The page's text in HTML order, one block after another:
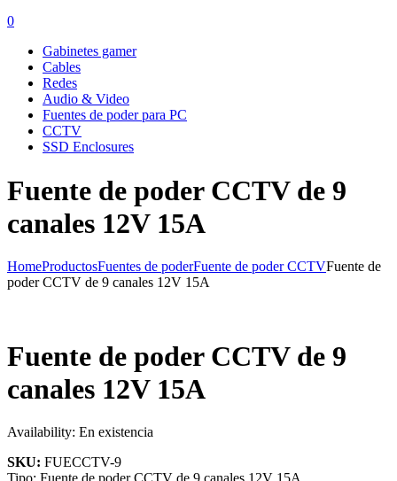
0
Gabinetes gamer
Cables
Redes
Audio & Video
Fuentes de poder para PC
CCTV
SSD Enclosures
Fuente de poder CCTV de 9
canales 12V 15A
HomeProductosFuentes de poderFuente de poder CCTVFuente de
poder CCTV de 9 canales 12V 15A
Fuente de poder CCTV de 9
canales 12V 15A
Availability: En existencia
SKU: FUECCTV-9